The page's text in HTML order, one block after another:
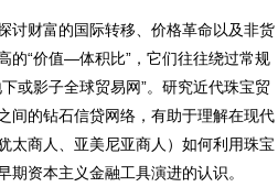
财富的国际转移、价格革命以及非货
的“价值—体积比”，它们往往绕过常规
或影子全球贸易网”。研究近代珠宝贸
间的钻石信贷网络，有助于理解在现代
太商人、亚美尼亚商人）如何利用珠宝
资本主义金融工具演进的认识。